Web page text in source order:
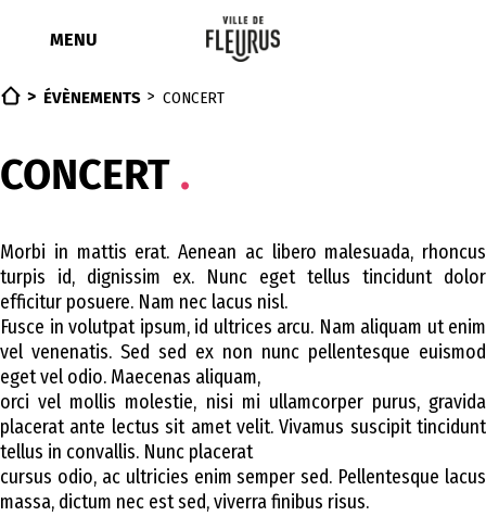
contenuMENU
ÉVÈNEMENTS CONCERT
CONCERT
Morbi in mattis erat. Aenean ac libero malesuada, rhoncus
turpis id, dignissim ex. Nunc eget tellus tincidunt dolor
efficitur posuere. Nam nec lacus nisl.
Fusce in volutpat ipsum, id ultrices arcu. Nam aliquam ut enim
vel venenatis. Sed sed ex non nunc pellentesque euismod
eget vel odio. Maecenas aliquam,
orci vel mollis molestie, nisi mi ullamcorper purus, gravida
placerat ante lectus sit amet velit. Vivamus suscipit tincidunt
tellus in convallis. Nunc placerat
cursus odio, ac ultricies enim semper sed. Pellentesque lacus
massa, dictum nec est sed, viverra finibus risus.